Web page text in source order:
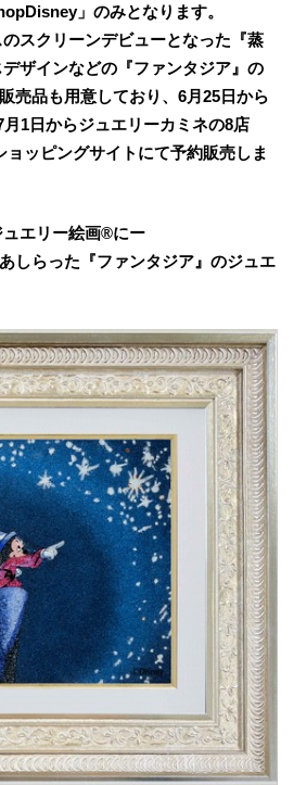
」のみとなります。
スクリーンデビューとなった『蒸
ザインなどの『ファンタジア』の
売品も用意しており、6月25日から
1日からジュエリーカミネの8店
ッピングサイトにて予約販売しま
ュエリー絵画®︎にー
しらった 『ファンタジア 』 のジュエ